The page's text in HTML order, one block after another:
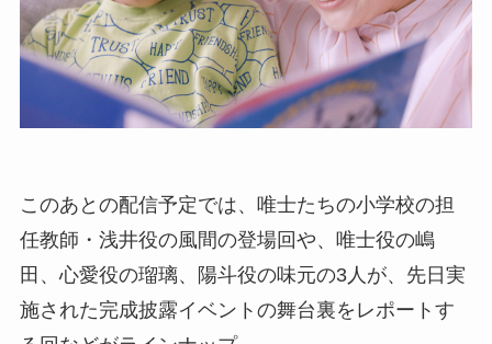
このあとの配信予定では、唯士たちの小学校の担
任教師・浅井役の風間の登場回や、唯士役の嶋
田、心愛役の瑠璃、陽斗役の味元の3人が、先日実
施された完成披露イベントの舞台裏をレポートす